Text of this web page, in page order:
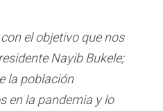
el objetivo que nos
Nayib Bukele;
la población
en la pandemia y lo